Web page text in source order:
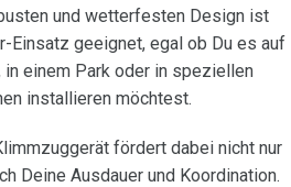
und wetterfesten Design ist
Einsatz geeignet, egal ob Du es auf
in einem Park oder in speziellen
installieren möchtest.
fördert dabei nicht nur
Deine Ausdauer und Koordination.